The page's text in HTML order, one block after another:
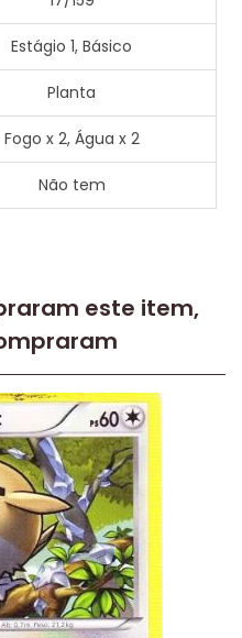
Estágio 1, Básico
Planta
Fogo x 2, Água x 2
Não tem
este item,